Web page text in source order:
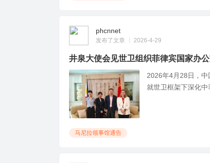
phcnnet
发布了文章 2026-4-29
井泉大使会见世卫组织菲律宾国家办
2026年4月28日，
就世卫框架下深化中
马尼拉领事馆通告